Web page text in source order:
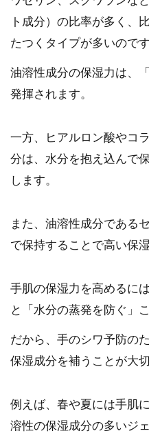
ト成分）の比率が多く、
たつくタイプが多いのです
油溶性成分の保湿力は、
発揮されます。
一方、ヒアルロン酸やコ
分は、水分を抱え込んで
します。
また、油溶性成分である
で保持することで高い保
手肌の保湿力を高めるに
と「水分の蒸発を防ぐ」
だから、手のシワ予防の
保湿成分を補うことが大切
例えば、春や夏には手肌
溶性の保湿成分の多いジ